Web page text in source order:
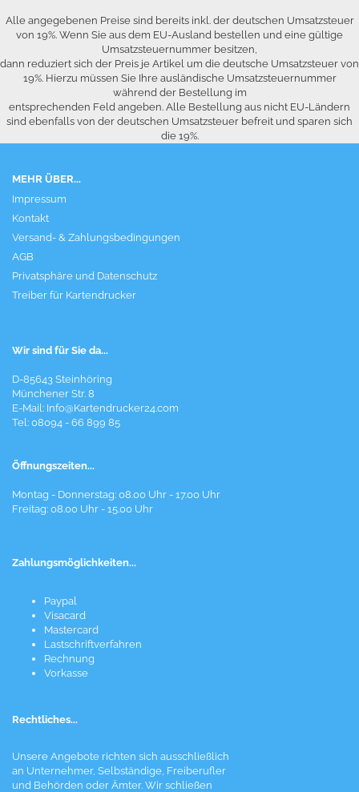
Alle angegebenen Preise sind bereits inkl. der deutschen Umsatzsteuer
von 19%. Wenn Sie aus dem EU-Ausland bestellen und eine gültige
Umsatzsteuernummer besitzen,
dann reduziert sich der Preis je Artikel um die deutsche Umsatzsteuer von
19%. Hierzu müssen Sie Ihre ausländische Umsatzsteuernummer
während der Bestellung im
entsprechenden Feld angeben. Alle Bestellung aus nicht EU-Ländern
sind ebenfalls von der deutschen Umsatzsteuer befreit und sparen sich
die 19%.
MEHR ÜBER...
Impressum
Kontakt
Versand- & Zahlungsbedingungen
AGB
Privatsphäre und Datenschutz
Treiber für Kartendrucker
Wir sind für Sie da...
D-85643 Steinhöring
Münchener Str. 8
E-Mail: Info@Kartendrucker24.com
Tel: 08094 - 66 899 85
Öffnungszeiten...
Montag - Donnerstag: 08.00 Uhr - 17.00 Uhr
Freitag: 08.00 Uhr - 15.00 Uhr
Zahlungsmöglichkeiten...
Paypal
Visacard
Mastercard
Lastschriftverfahren
Rechnung
Vorkasse
Rechtliches...
Unsere Angebote richten sich ausschließlich
an Unternehmer, Selbständige, Freiberufler
und Behörden oder Ämter. Wir schließen